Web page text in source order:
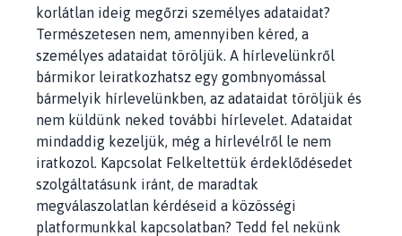
korlátlan ideig megőrzi személyes adataidat?
Természetesen nem, amennyiben kéred, a
személyes adataidat töröljük. A hírlevelünkről
bármikor leiratkozhatsz egy gombnyomással
bármelyik hírlevelünkben, az adataidat töröljük és
nem küldünk neked további hírlevelet. Adataidat
mindaddig kezeljük, még a hírlevélről le nem
iratkozol. Kapcsolat Felkeltettük érdeklődésedet
szolgáltatásunk iránt, de maradtak
megválaszolatlan kérdéseid a közösségi
platformunkkal kapcsolatban? Tedd fel nekünk